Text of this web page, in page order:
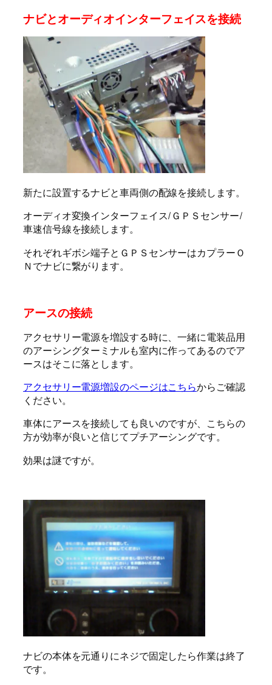
ナビとオーディオインターフェイスを接続
新たに設置するナビと車両側の配線を接続します。
オーディオ変換インターフェイス/ＧＰＳセンサー/
車速信号線を接続します。
それぞれギボシ端子とＧＰＳセンサーはカプラーＯ
Ｎでナビに繋がります。
アースの接続
アクセサリー電源を増設する時に、一緒に電装品用
のアーシングターミナルも室内に作ってあるのでア
ースはそこに落とします。
アクセサリー電源増設のページはこちらからご確認
ください。
車体にアースを接続しても良いのですが、こちらの
方が効率が良いと信じてプチアーシングです。
効果は謎ですが。
ナビの本体を元通りにネジで固定したら作業は終了
です。